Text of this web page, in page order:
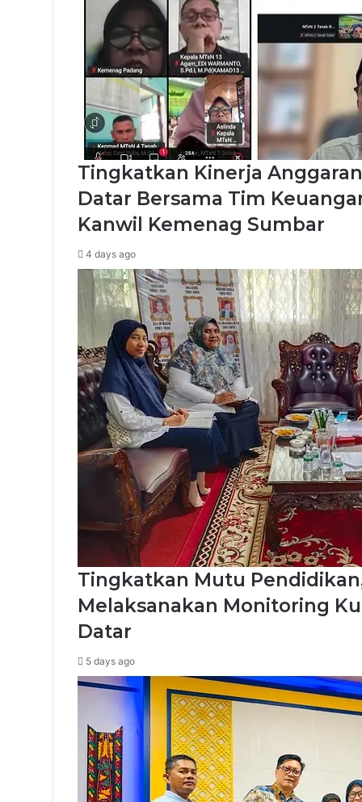
Tingkatkan Kinerja
Datar Bersama Tim
Kanwil Kemenag Sumbar
4 days ago
Tingkatkan Mutu
Melaksanakan Monitoring
Datar
5 days ago